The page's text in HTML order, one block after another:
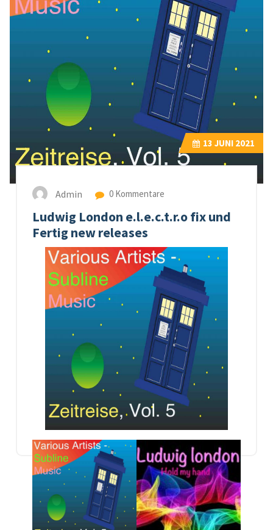
13 JUNI 2021
Admin 0 Kommentare
Ludwig London e.l.e.c.t.r.o fix und
Fertig new releases